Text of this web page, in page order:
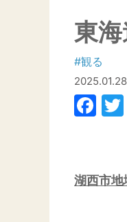
東
#観る
2025.01.28
湖西市地